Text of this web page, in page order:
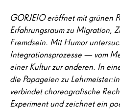
GORJEIO eröffnet mit grünen
Erfahrungs­raum zu Migration,
Fremdsein. Mit Humor
Integrationsprozesse — vom
einer Kultur zur anderen. In
die Papageien zu
verbindet choreografische
Experi­ment und zeichnet ein